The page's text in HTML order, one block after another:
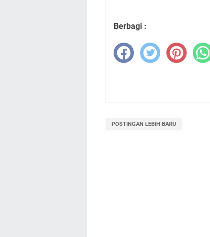
Berbagi :
POSTINGAN LEBIH BARU